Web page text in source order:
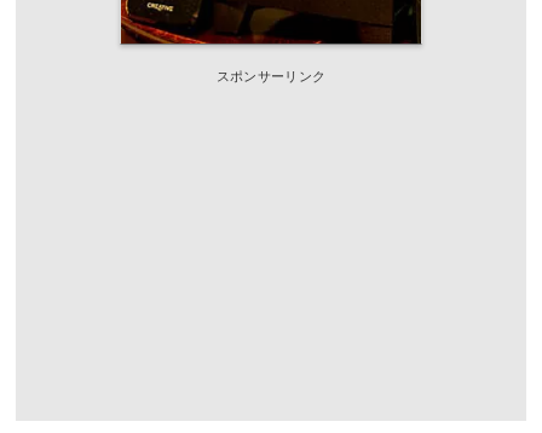
スポンサーリンク